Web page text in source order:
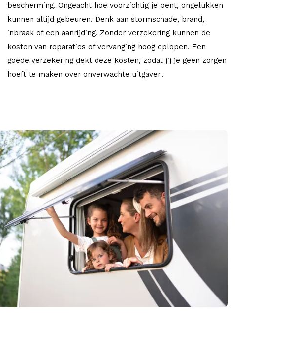
bescherming. Ongeacht hoe voorzichtig je bent, ongelukken
kunnen altijd gebeuren. Denk aan stormschade, brand,
inbraak of een aanrijding. Zonder verzekering kunnen de
kosten van reparaties of vervanging hoog oplopen. Een
goede verzekering dekt deze kosten, zodat jij je geen zorgen
hoeft te maken over onverwachte uitgaven.